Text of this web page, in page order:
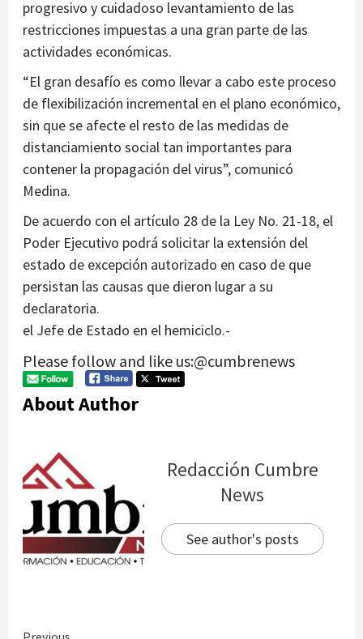
progresivo y cuidadoso levantamiento de las
restricciones impuestas a una gran parte de las
actividades económicas.
“El gran desafío es como llevar a cabo este proceso
de flexibilización incremental en el plano económico,
sin que se afecte el resto de las medidas de
distanciamiento social tan importantes para
contener la propagación del virus”, comunicó
Medina.
De acuerdo con el artículo 28 de la Ley No. 21-18, el
Poder Ejecutivo podrá solicitar la extensión del
estado de excepción autorizado en caso de que
persistan las causas que dieron lugar a su
declaratoria.
el Jefe de Estado en el hemiciclo.-
Please follow and like us:@cumbrenews
About Author
Redacción Cumbre
News
See author's posts